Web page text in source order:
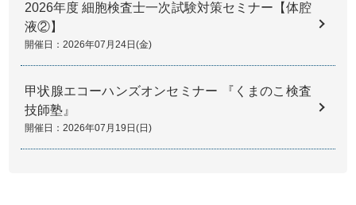
2026年度 細胞検査士一次試験対策セミナー【体腔
液②】
開催日：2026年07月24日(金)
甲状腺エコーハンズオンセミナー 『くまのこ検査
技師塾』
開催日：2026年07月19日(日)